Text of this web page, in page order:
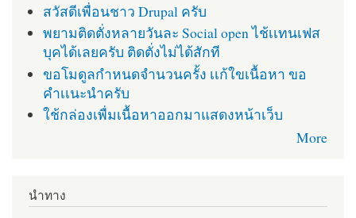
สวัสดีเพื่อนชาว Drupal ครับ
พยามติดตั่งหลายวันละ Social open ไช้เเทนเฟส
บุคได้เลยครับ ติดตั่งไม่ได้สักที
ขอโมดูลกำหนดจำนวนครั้ง เเก้ใขเนื้อหา ขอ
คำเเนะนำครับ
ใช้กล่องเพื่มเนื้อหาออกมาแสดงหน้าเว็บ
More
นำทาง